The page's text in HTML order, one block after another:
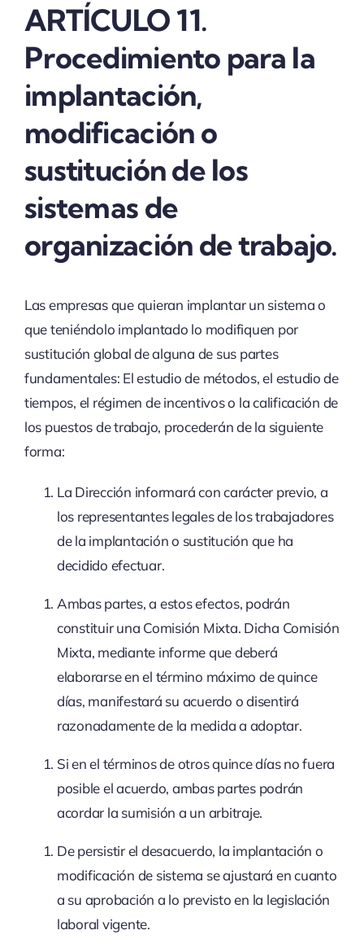
ARTÍCULO 11.
Procedimiento para la
implantación,
modificación o
sustitución de los
sistemas de
organización de trabajo.
Las empresas que quieran implantar un sistema o
que teniéndolo implantado lo modifiquen por
sustitución global de alguna de sus partes
fundamentales: El estudio de métodos, el estudio de
tiempos, el régimen de incentivos o la calificación de
los puestos de trabajo, procederán de la siguiente
forma:
La Dirección informará con carácter previo, a
los representantes legales de los trabajadores
de la implantación o sustitución que ha
decidido efectuar.
Ambas partes, a estos efectos, podrán
constituir una Comisión Mixta. Dicha Comisión
Mixta, mediante informe que deberá
elaborarse en el término máximo de quince
días, manifestará su acuerdo o disentirá
razonadamente de la medida a adoptar.
Si en el términos de otros quince días no fuera
posible el acuerdo, ambas partes podrán
acordar la sumisión a un arbitraje.
De persistir el desacuerdo, la implantación o
modificación de sistema se ajustará en cuanto
a su aprobación a lo previsto en la legislación
laboral vigente.